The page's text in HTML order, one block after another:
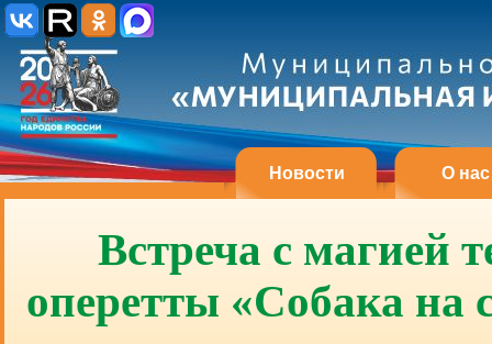
Новости О нас
Встреча с магией
оперетты «Собака на